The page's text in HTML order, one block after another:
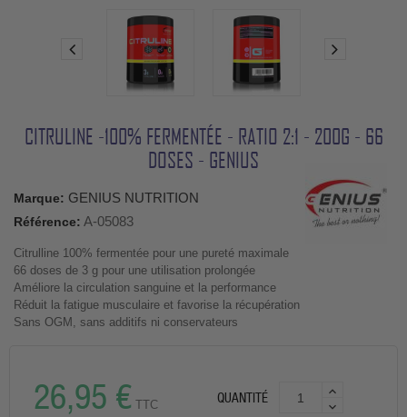
CITRULINE -100% FERMENTÉE - RATIO 2:1 - 200G - 66
DOSES - GENIUS
Marque: GENIUS NUTRITION
Référence: A-05083
Citrulline 100% fermentée pour une pureté maximale
66 doses de 3 g pour une utilisation prolongée
Améliore la circulation sanguine et la performance
Réduit la fatigue musculaire et favorise la récupération
Sans OGM, sans additifs ni conservateurs
26,95 € TTC QUANTITÉ